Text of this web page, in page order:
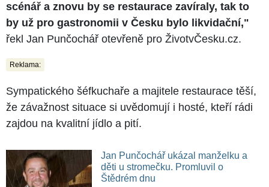
scénář a znovu by se restaurace zavíraly, tak to
by už pro gastronomii v Česku bylo likvidační,"
řekl Jan Punčochář otevřeně pro ŽivotvČesku.cz.
Reklama:
Sympatického šéfkuchaře a majitele restaurace těší,
že závažnost situace si uvědomují i hosté, kteří rádi
zajdou na kvalitní jídlo a pití.
Jan Punčochář ukázal manželku a
děti u stromečku. Promluvil o
Štědrém dnu